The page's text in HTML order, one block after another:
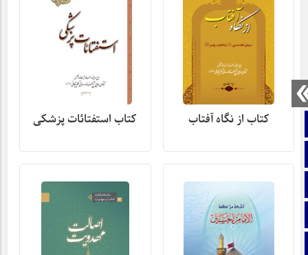
صفحه نخست
تماس با ما
کتاب از نگاه آفتاب کتاب استفتائات پزشکی